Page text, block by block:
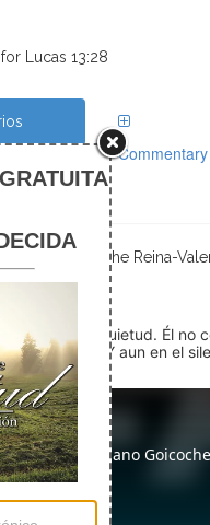
Lucas 13:28
Commentary
The Reina-
en la quietud. Él
presente. Y aun en el